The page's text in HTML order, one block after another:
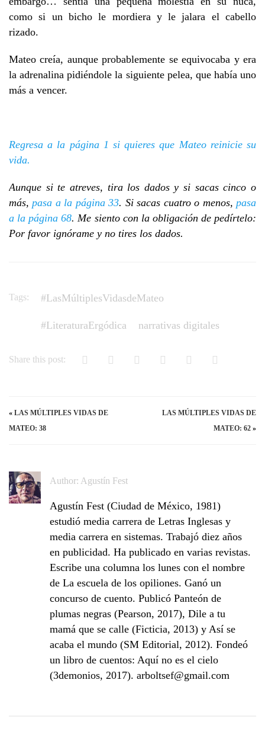
como si un bicho le mordiera y le jalara el cabello
rizado.
Mateo creía, aunque probablemente se equivocaba y era
la adrenalina pidiéndole la siguiente pelea, que había uno
más a vencer.
Regresa a la página 1 si quieres que Mateo reinicie su
vida.
Aunque si te atreves, tira los dados y si sacas cinco o
más,pasa a la página 33. Si sacas cuatro o menos,pasa
a la página 68. Me siento con la obligación de pedírtelo:
Por favor ignórame y no tires los dados.
Tags: #LasMúltiplesVidasdeMateo
#LiteraturaErgódica narrativas digitales
Share this post:
« LAS MÚLTIPLES VIDAS DE
MATEO: 38
LAS MÚLTIPLES VIDAS DE
MATEO: 62 »
Author: Agustín Fest
Agustín Fest (Ciudad de México, 1981)
estudió media carrera de Letras Inglesas y
media carrera en sistemas. Trabajó diez años
en publicidad. Ha publicado en varias revistas.
Escribe una columna los lunes con el nombre
de La escuela de los opiliones. Ganó un
concurso de cuento. Publicó Panteón de
plumas negras (Pearson, 2017), Dile a tu
mamá que se calle (Ficticia, 2013) y Así se
acaba el mundo (SM Editorial, 2012). Fondeó
un libro de cuentos: Aquí no es el cielo
(3demonios, 2017). arboltsef@gmail.com